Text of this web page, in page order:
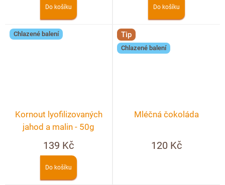
Do košíku Do košíku
Chlazené balení
Kornout lyofilizovaných
jahod a malin - 50g
139 Kč
Do košíku
Tip
Chlazené balení
Mléčná čokoláda
120 Kč